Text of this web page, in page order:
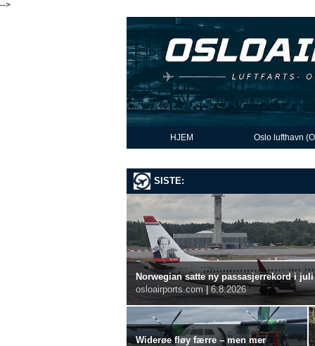
-->
HJEM Oslo lufthavn
SISTE:
Norwegian satte ny passasjerrekord i juli
osloairports.com
6.8.2026
Widerøe fløy færre – men mer